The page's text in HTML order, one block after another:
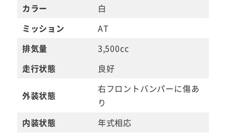
カラー
白
ミッション
AT
排気量
3,500cc
走行状態
良好
外装状態
右フロントバンパーに傷あ
り
内装状態
年式相応